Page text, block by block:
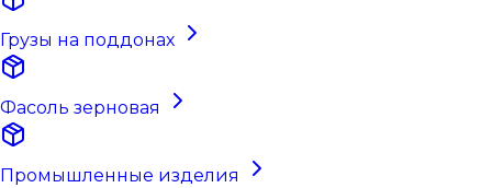
Грузы на поддонах
Фасоль зерновая
Промышленные изделия